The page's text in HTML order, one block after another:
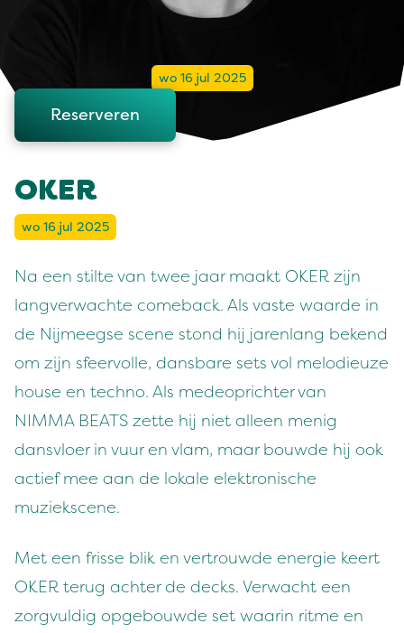
wo 16 jul 2025
Reserveren
OKER
wo 16 jul 2025
Na een stilte van twee jaar maakt OKER zijn
langverwachte comeback. Als vaste waarde in
de Nijmeegse scene stond hij jarenlang bekend
om zijn sfeervolle, dansbare sets vol melodieuze
house en techno. Als medeoprichter van
NIMMA BEATS zette hij niet alleen menig
dansvloer in vuur en vlam, maar bouwde hij ook
actief mee aan de lokale elektronische
muziekscene.
Met een frisse blik en vertrouwde energie keert
OKER terug achter de decks. Verwacht een
zorgvuldig opgebouwde set waarin ritme en